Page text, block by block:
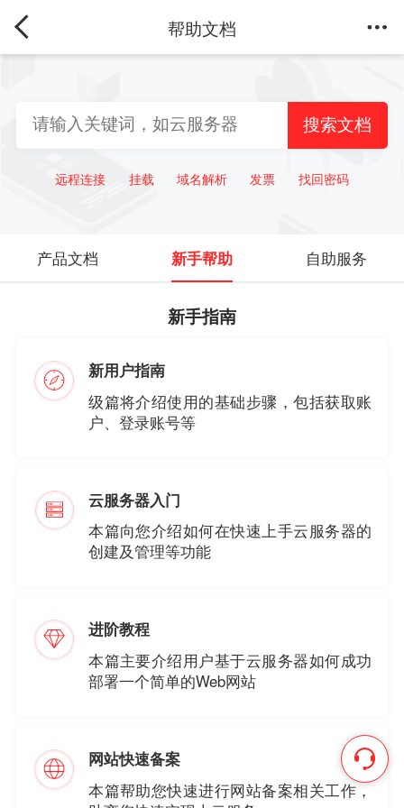
帮助文档
搜索文档
远程连接 挂载 域名解析 发票 找回密码
产品文档 新手帮助 自助服务
新手指南
新用户指南
级篇将介绍使用的基础步骤，包括获取账
户、登录账号等
云服务器入门
本篇向您介绍如何在快速上手云服务器的
创建及管理等功能
进阶教程
本篇主要介绍用户基于云服务器如何成功
部署一个简单的Web网站
网站快速备案
本篇帮助您快速进行网站备案相关工作，